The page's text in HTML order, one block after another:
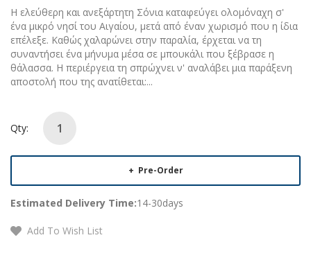
Η ελεύθερη και ανεξάρτητη Σόνια καταφεύγει ολομόναχη σ'
ένα μικρό νησί του Αιγαίου, μετά από έναν χωρισμό που η ίδια
επέλεξε. Καθώς χαλαρώνει στην παραλία, έρχεται να τη
συναντήσει ένα μήνυμα μέσα σε μπουκάλι που ξέβρασε η
θάλασσα. Η περιέργεια τη σπρώχνει ν' αναλάβει μια παράξενη
αποστολή που της ανατίθεται:...
Qty:
Pre-Order
Estimated Delivery Time:14-30days
Add To Wish List